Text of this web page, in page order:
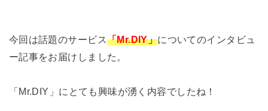
今回は話題のサービス「Mr.DIY」についてのインタビュ
ー記事をお届けしました。
「Mr.DIY 」にとても興味が湧く内容でしたね！